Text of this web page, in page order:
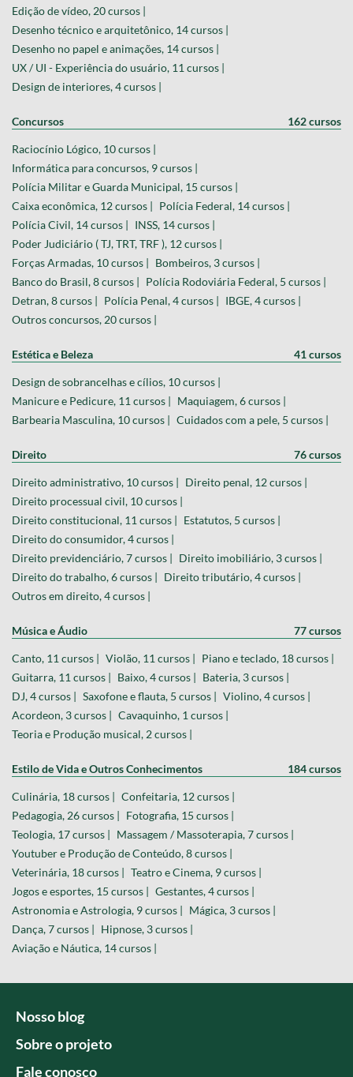
Edição de vídeo, 20 cursos |
Desenho técnico e arquitetônico, 14 cursos |
Desenho no papel e animações, 14 cursos |
UX / UI - Experiência do usuário, 11 cursos |
Design de interiores, 4 cursos |
Concursos 162 cursos
Raciocínio Lógico, 10 cursos |
Informática para concursos, 9 cursos |
Polícia Militar e Guarda Municipal, 15 cursos |
Caixa econômica, 12 cursos | Polícia Federal, 14 cursos |
Polícia Civil, 14 cursos | INSS, 14 cursos |
Poder Judiciário ( TJ, TRT, TRF ), 12 cursos |
Forças Armadas, 10 cursos | Bombeiros, 3 cursos |
Banco do Brasil, 8 cursos | Polícia Rodoviária Federal, 5 cursos |
Detran, 8 cursos | Polícia Penal, 4 cursos | IBGE, 4 cursos |
Outros concursos, 20 cursos |
Estética e Beleza 41 cursos
Design de sobrancelhas e cílios, 10 cursos |
Manicure e Pedicure, 11 cursos | Maquiagem, 6 cursos |
Barbearia Masculina, 10 cursos | Cuidados com a pele, 5 cursos |
Direito 76 cursos
Direito administrativo, 10 cursos | Direito penal, 12 cursos |
Direito processual civil, 10 cursos |
Direito constitucional, 11 cursos | Estatutos, 5 cursos |
Direito do consumidor, 4 cursos |
Direito previdenciário, 7 cursos | Direito imobiliário, 3 cursos |
Direito do trabalho, 6 cursos | Direito tributário, 4 cursos |
Outros em direito, 4 cursos |
Música e Áudio 77 cursos
Canto, 11 cursos | Violão, 11 cursos | Piano e teclado, 18 cursos |
Guitarra, 11 cursos | Baixo, 4 cursos | Bateria, 3 cursos |
DJ, 4 cursos | Saxofone e flauta, 5 cursos | Violino, 4 cursos |
Acordeon, 3 cursos | Cavaquinho, 1 cursos |
Teoria e Produção musical, 2 cursos |
Estilo de Vida e Outros Conhecimentos 184 cursos
Culinária, 18 cursos | Confeitaria, 12 cursos |
Pedagogia, 26 cursos | Fotografia, 15 cursos |
Teologia, 17 cursos | Massagem / Massoterapia, 7 cursos |
Youtuber e Produção de Conteúdo, 8 cursos |
Veterinária, 18 cursos | Teatro e Cinema, 9 cursos |
Jogos e esportes, 15 cursos | Gestantes, 4 cursos |
Astronomia e Astrologia, 9 cursos | Mágica, 3 cursos |
Dança, 7 cursos | Hipnose, 3 cursos |
Aviação e Náutica, 14 cursos |
Nosso blog
Sobre o projeto
Fale conosco